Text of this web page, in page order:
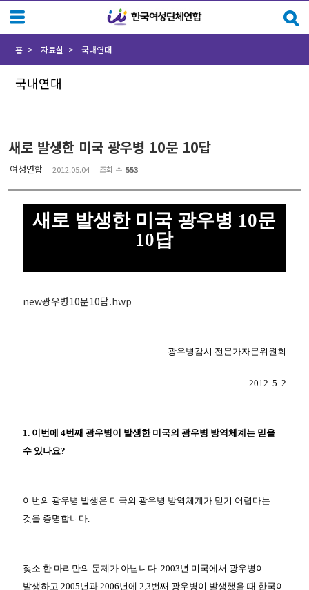
국내연대
홈 자료실 국내연대
새로 발생한 미국 광우병 10문 10답
여성연합 2012.05.04 조회 수 553
새로 발생한 미국 광우병 10문
10답
new광우병10문10답.hwp
광우병감시 전문가자문위원회
2012. 5. 2
1. 이번에 4번째 광우병이 발생한 미국의 광우병 방역체계는 믿을
수 있나요?
이번의 광우병 발생은 미국의 광우병 방역체계가 믿기 어렵다는
것을 증명합니다.
젖소 한 마리만의 문제가 아닙니다. 2003년 미국에서 광우병이
발생하고 2005년과 2006년에 2,3번째 광우병이 발생했을 때 한국이